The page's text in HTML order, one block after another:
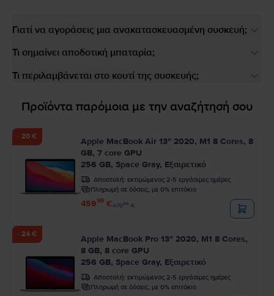
Γιατί να αγοράσεις μια ανακατασκευασμένη συσκευή;
Τι σημαίνει αποδοτική μπαταρία;
Τι περιλαμβάνεται στο κουτί της συσκευής;
Προϊόντα παρόμοια με την αναζήτησή σου
- 20 €
Apple MacBook Air 13″ 2020, M1 8 Cores, 8
GB, 7 core GPU
256 GB, Space Gray, Εξαιρετικό
Αποστολή: εκτιμώμενος 2-5 εργάσιμες ημέρες
Πληρωμή σε δόσεις, με 0% επιτόκιο
45999 €47999€
- 24 €
Apple MacBook Pro 13″ 2020, M1 8 Cores,
8 GB, 8 core GPU
256 GB, Space Gray, Εξαιρετικό
Αποστολή: εκτιμώμενος 2-5 εργάσιμες ημέρες
Πληρωμή σε δόσεις, με 0% επιτόκιο